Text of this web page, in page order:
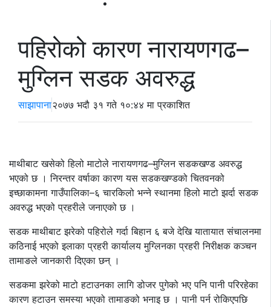
पहिरोको कारण नारायणगढ–
मुग्लिन सडक अवरुद्ध
साझापाना२०७७ भदौ ३१ गते १०:४४ मा प्रकाशित
माथीबाट खसेको हिलो माटोले नारायणगढ–मुग्लिन सडकखण्ड अवरुद्ध
भएको छ । निरन्तर वर्षाका कारण यस सडकखण्डको चितवनको
इच्छाकामना गाउँपालिका–६ चारकिलो भन्ने स्थानमा हिलो माटो झर्दा सडक
अवरुद्ध भएको प्रहरीले जनाएको छ ।
सडक माथीबाट झरेको पहिरोले गर्दा बिहान ६ बजे देखि यातायात संचालनमा
कठिनाई भएको इलाका प्रहरी कार्यालय मुग्लिनका प्रहरी निरीक्षक कञ्चन
तामाङले जानकारी दिएका छन् ।
सडकमा झरेको माटो हटाउनका लागि डोजर पुगेको भए पनि पानी परिरहेका
कारण हटाउन समस्या भएको तामाङको भनाइ छ । पानी पर्न रोकिएपछि